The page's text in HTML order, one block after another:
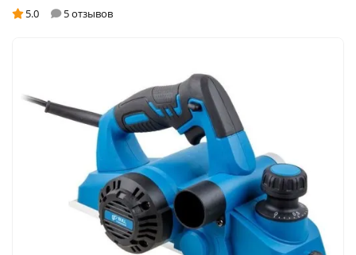
5.0 5 отзывов